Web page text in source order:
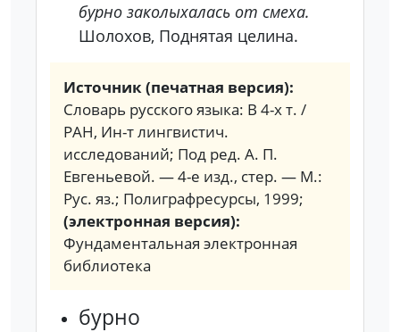
бурно заколыхалась от смеха.
Шолохов, Поднятая целина.
Источник (печатная версия):
Словарь русского языка: В 4-х т. /
РАН, Ин-т лингвистич.
исследований; Под ред. А. П.
Евгеньевой. — 4-е изд., стер. — М.:
Рус. яз.; Полиграфресурсы, 1999;
(электронная версия):
Фундаментальная электронная
библиотека
бурно